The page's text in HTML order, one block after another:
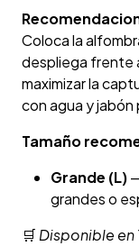
Coloca la
despliega frente
maximizar la
con agua y jabón
Tamaño
Grande (L)
grandes o
🛒 Disponible en